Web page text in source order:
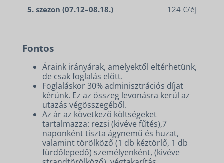
5. szezon (07.12–08.18.)
124 €/éj
Fontos
Áraink irányárak, amelyektől eltérhetünk,
de csak foglalás előtt.
Foglaláskor 30% adminisztrációs díjat
kérünk. Ez az összeg levonásra kerül az
utazás végösszegéből.
Az ár az következő költségeket
tartalmazza: rezsi (kivéve fűtés),7
naponként tiszta ágynemű és huzat,
valamint törölköző (1 db kéztörlő, 1 db
fürdőlepedő) személyenként, (kivéve